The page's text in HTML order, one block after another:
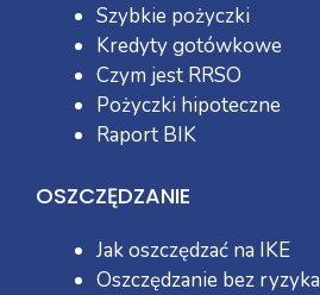
Szybkie pożyczki
Kredyty gotówkowe
Czym jest RRSO
Pożyczki hipoteczne
Raport BIK
OSZCZĘDZANIE
Jak oszczędzać na IKE
Oszczędzanie bez ryzyka